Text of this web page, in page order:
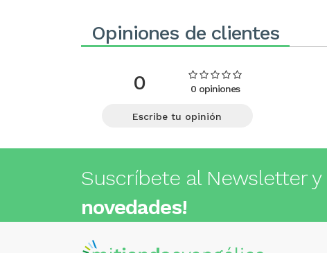
Opiniones de clientes
0 0 opiniones
Escribe tu opinión
Suscríbete al Newsletter y
novedades!